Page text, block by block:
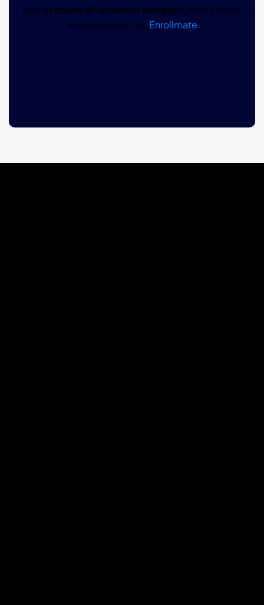
loroiscrizione all’università semplice,senza stress
e di successo con Enrollmate